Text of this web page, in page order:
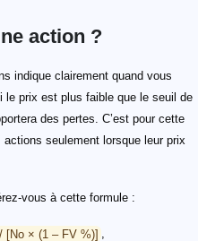
action ?
indique clairement quand vous
prix est plus faible que le seuil de
des pertes. C’est pour cette
seulement lorsque leur prix
vous à cette formule :
[No × (1 – FV %)] ,